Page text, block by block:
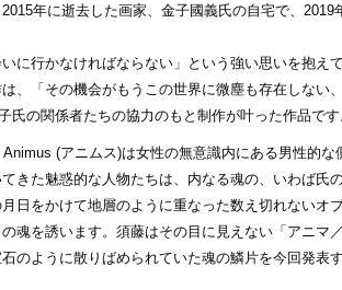
年に逝去した画家、⾦⼦國義⽒の⾃宅で、2019
に⾏かなければならない」という強い思いを抱え
、「その機会がもうこの世界に微塵も存在しない
の関係者たちの協⼒のもと制作が叶った作品です
(アニムス)は女性の無意識内にある男性的な
きた魅惑的な人物たちは、内なる魂の、いわば氏
日をかけて地層のように重なった数え切れないオ
魂を誘います。須藤はその目に見えない「アニマ
のように散りばめられていた魂の鱗片を今回発表